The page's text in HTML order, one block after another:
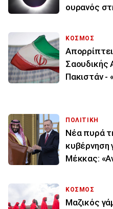
ουρανός
ΚΟΣΜΟΣ
Σαουδικής
Πακιστάν -
ΠΟΛΙΤΙΚΗ
Νέα πυρά
κυβέρνηση
Μέκκας:
ΚΟΣΜΟΣ
Μαζικός